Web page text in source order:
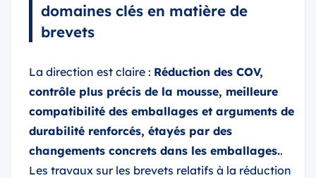
domaines clés en matière de
brevets
La direction est claire : Réduction des COV,
contrôle plus précis de la mousse, meilleure
compatibilité des emballages et arguments de
durabilité renforcés, étayés par des
changements concrets dans les emballages..
Les travaux sur les brevets relatifs à la réduction